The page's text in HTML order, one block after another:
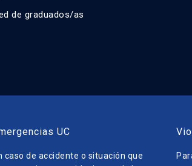
de graduados/as
UC
caso de accidente o situación que